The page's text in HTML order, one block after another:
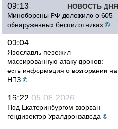
НОВОСТЬ ДНЯ
09:13
Минобороны РФ доложило о 605
обнаруженных беспилотниках ©
09:04
Ярославль пережил
массированную атаку дронов:
есть информация о возгорании на
НПЗ ©
16:22 05.08.2026
Под Екатеринбургом взорван
гендиректор Уралдронзавода ©